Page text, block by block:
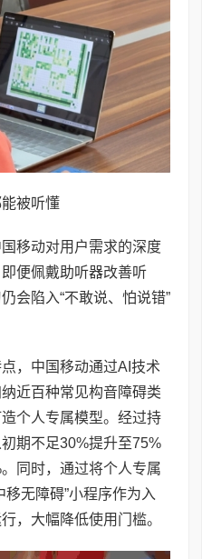
被听懂
移动对用户需求的深度
便佩戴助听器改善听
会陷入“不敢说、怕说错”
，中国移动通过AI技术
近百种常见构音障碍类
个人专属模型。经过持
期不足30%提升至75%
同时，通过将个人专属
无障碍”小程序作为入
，大幅降低使用门槛。